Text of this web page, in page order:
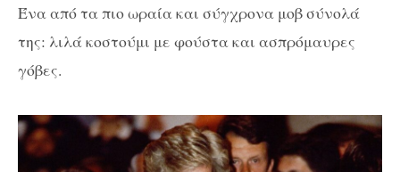
Ένα από τα πιο ωραία και σύγχρονα μοβ σύνολά
της: λιλά κοστούμι με φούστα και ασπρόμαυρες
γόβες.